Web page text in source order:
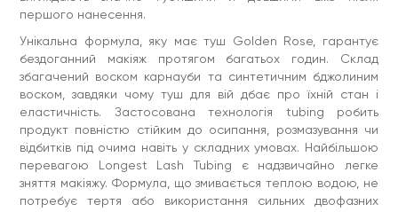
Зняття:легко змивається під впливом теплої води.
Закрийте очі, помасажуйте вії подушечками пальців,
попередньо змоченими теплою водою, а потім обережно
проведіть пальцями вниз, щоб видалити продукт.
Інгредієнти / Ingredients:
AQUA, POLYURETHANE-35, CI
77499, COPERNICIA CERIFERA CERA, SYNTHETIC BEESWAX,
GLYCERYL STEARATE, CETEARYL ALCOHOL, BUTYLENE
GLYCOL, STEARIC ACID, PALMITIC ACID, AMINOMETHYL
PROPANOL, PHENOXYETHANOL, ACACIA SENEGAL GUM,
SODIUM DEHYDROACETATE, METHYLPROPANEDIOL,
CAPRYLYL GLYCOL, PHENYLPROPANOL.
Пам’ятайте, що список інгредієнтів може відрізнятися
залежно від серії продукту. Найактуальніший список ви
знайдете на упаковці продукту.
першого нанесення.
Унікальна формула, яку має туш Golden Rose, гарантує
бездоганний макіяж протягом багатьох годин. Склад
збагачений воском карнауби та синтетичним бджолиним
воском, завдяки чому туш для вій дбає про їхній стан і
еластичність. Застосована технологія tubing робить
продукт повністю стійким до осипання, розмазування чи
відбитків під очима навіть у складних умовах. Найбільшою
перевагою Longest Lash Tubing є надзвичайно легке
зняття макіяжу. Формула, що змивається теплою водою, не
потребує тертя або використання сильних двофазних